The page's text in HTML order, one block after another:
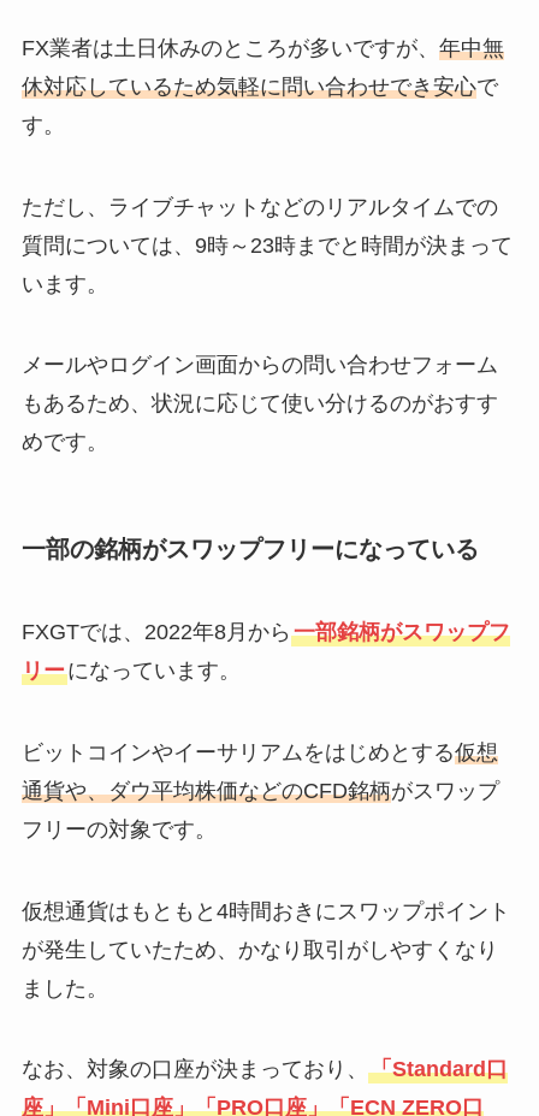
FX業者は土日休みのところが多いですが、 年中無
休対応しているため気軽に問い合わせでき安心で
す。
ただし、ライブチャットなどのリアルタイムでの
質問については、9時～23時までと時間が決まって
います。
メールやログイン画面からの問い合わせフォーム
もあるため、状況に応じて使い分けるのがおすす
めです。
一部の銘柄がスワップフリーになっている
FXGTでは、2022年8月から 一部銘柄がスワップフ
リーになっています。
ビットコインやイーサリアムをはじめとする仮想
通貨や、ダウ平均株価などのCFD銘柄がスワップ
フリーの対象です。
仮想通貨はもともと4時間おきにスワップポイント
が発生していたため、かなり取引がしやすくなり
ました。
なお、対象の口座が決まっており、 「Standard口
座」「Mini口座」「PRO口座」「ECN ZERO口